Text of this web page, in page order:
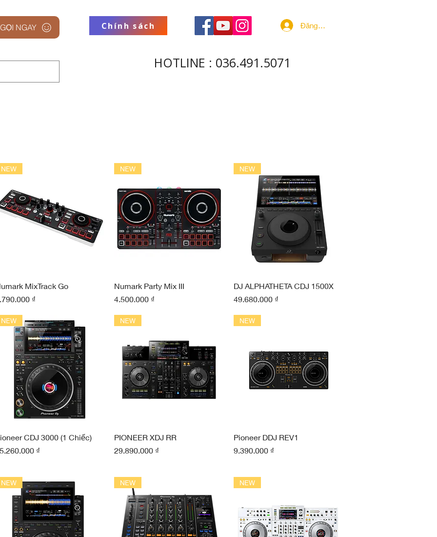
GỌI NGAY Chính sách Đăng nhập
HOTLINE : 036.491.5071
Xem nhanh
NEW
MixTrack Go
₫
Xem nhanh
NEW
Numark Party Mix III
Giá
4.500.000 ₫
Xem nhanh
NEW
DJ ALPHATHETA CDJ 1500X
Giá
49.680.000 ₫
Xem nhanh
NEW
CDJ 3000 (1 Chiếc)
₫
Xem nhanh
NEW
PIONEER XDJ RR
Giá
29.890.000 ₫
Xem nhanh
NEW
Pioneer DDJ REV1
Giá
9.390.000 ₫
NEW NEW NEW